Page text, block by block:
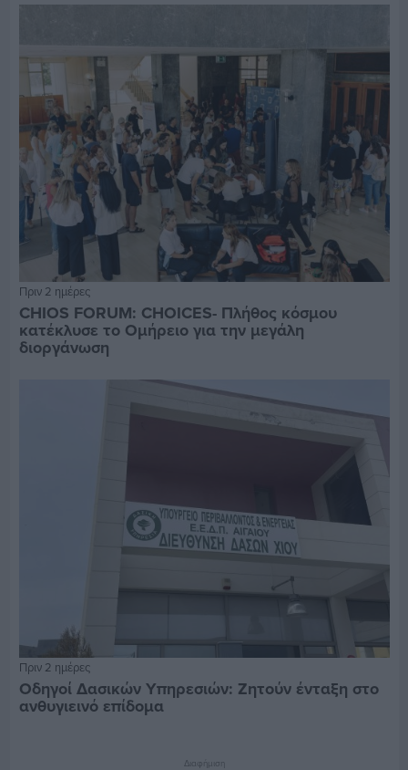
Πριν 2 ημέρες
CHIOS FORUM: CHOICES- Πλήθος κόσμου
κατέκλυσε το Ομήρειο για την μεγάλη
διοργάνωση
Πριν 2 ημέρες
Οδηγοί Δασικών Υπηρεσιών: Ζητούν ένταξη στο
ανθυγιεινό επίδομα
Διαφήμιση